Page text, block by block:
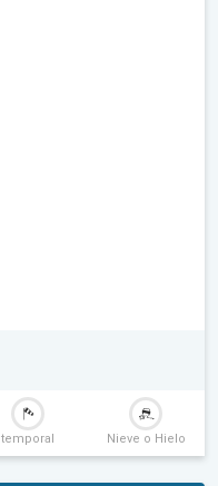
temporal Nieve o Hielo